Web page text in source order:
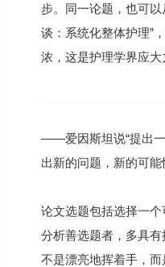
步。同一论题，也可
谈：系统化整体护理”
浓，这是护理学界应大
——爱因斯坦说“提出一
出新的问题，新的可
论文选题包括选择一
分析善选题者，多具
不是漂亮地挥着手，